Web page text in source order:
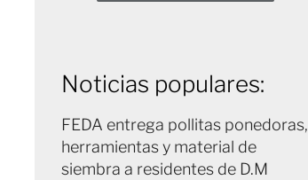
Noticias populares:
FEDA entrega pollitas ponedoras,
herramientas y material de
siembra a residentes de D.M